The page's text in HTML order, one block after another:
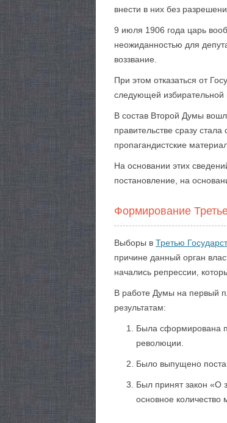
внести в них без
9 июля 1906 года царь
неожиданностью для
воззвание.
При этом отказаться от
следующей избирательной
В состав Второй Думы
правительстве сразу
пропагандистские
На основании этих
постановление, на
Формирование
Выборы в Третью
причине данный орган
начались репрессии,
В работе Думы на первый
результатам:
Была сформирована
революции.
Было выпущено
Был принят закон «О
основное количество